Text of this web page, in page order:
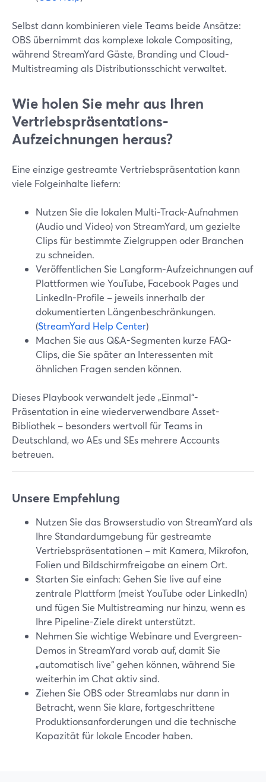
Selbst dann kombinieren viele Teams beide Ansätze:
OBS übernimmt das komplexe lokale Compositing,
während StreamYard Gäste, Branding und Cloud-
Multistreaming als Distributionsschicht verwaltet.
Wie holen Sie mehr aus Ihren
Vertriebspräsentations-
Aufzeichnungen heraus?
Eine einzige gestreamte Vertriebspräsentation kann
viele Folgeinhalte liefern:
Nutzen Sie die lokalen Multi-Track-Aufnahmen
(Audio und Video) von StreamYard, um gezielte
Clips für bestimmte Zielgruppen oder Branchen
zu schneiden.
Veröffentlichen Sie Langform-Aufzeichnungen auf
Plattformen wie YouTube, Facebook Pages und
LinkedIn-Profile – jeweils innerhalb der
dokumentierten Längenbeschränkungen.
(StreamYard Help Center)
Machen Sie aus Q&A-Segmenten kurze FAQ-
Clips, die Sie später an Interessenten mit
ähnlichen Fragen senden können.
Dieses Playbook verwandelt jede „Einmal“-
Präsentation in eine wiederverwendbare Asset-
Bibliothek – besonders wertvoll für Teams in
Deutschland, wo AEs und SEs mehrere Accounts
betreuen.
Unsere Empfehlung
Nutzen Sie das Browserstudio von StreamYard als
Ihre Standardumgebung für gestreamte
Vertriebspräsentationen – mit Kamera, Mikrofon,
Folien und Bildschirmfreigabe an einem Ort.
Starten Sie einfach: Gehen Sie live auf eine
zentrale Plattform (meist YouTube oder LinkedIn)
und fügen Sie Multistreaming nur hinzu, wenn es
Ihre Pipeline-Ziele direkt unterstützt.
Nehmen Sie wichtige Webinare und Evergreen-
Demos in StreamYard vorab auf, damit Sie
„automatisch live“ gehen können, während Sie
weiterhin im Chat aktiv sind.
Ziehen Sie OBS oder Streamlabs nur dann in
Betracht, wenn Sie klare, fortgeschrittene
Produktionsanforderungen und die technische
Kapazität für lokale Encoder haben.